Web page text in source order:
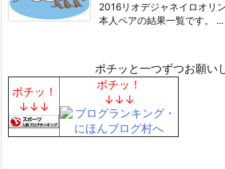
2016リオデジャネイロオリ
本人ペアの結果一覧です。 ...
ポチッと一つずつお願い
ポチッ！
↓↓↓
ポチッ！
↓↓↓